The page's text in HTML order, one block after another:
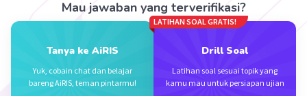
Mau jawaban yang terverifikasi?
Tanya ke AiRIS
Yuk, cobain chat dan belajar
bareng AiRIS, teman pintarmu!
LATIHAN SOAL GRATIS!
Drill Soal
Latihan soal sesuai topik yang
kamu mau untuk persiapan ujian